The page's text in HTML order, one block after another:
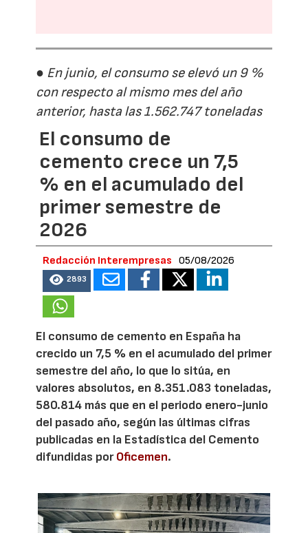
● En junio, el consumo se elevó un 9 %
con respecto al mismo mes del año
anterior, hasta las 1.562.747 toneladas
El consumo de
cemento crece un 7,5
% en el acumulado del
primer semestre de
2026
Redacción Interempresas 05/08/2026
2893
El consumo de cemento en España ha
crecido un 7,5 % en el acumulado del primer
semestre del año, lo que lo sitúa, en
valores absolutos, en 8.351.083 toneladas,
580.814 más que en el periodo enero-junio
del pasado año, según las últimas cifras
publicadas en la Estadística del Cemento
difundidas porOficemen.